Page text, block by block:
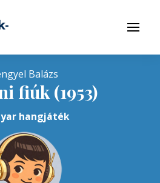
Menü
Balázs
fiúk (1953)
hangjáték